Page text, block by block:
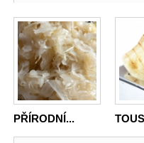
PŘÍRODNÍ...